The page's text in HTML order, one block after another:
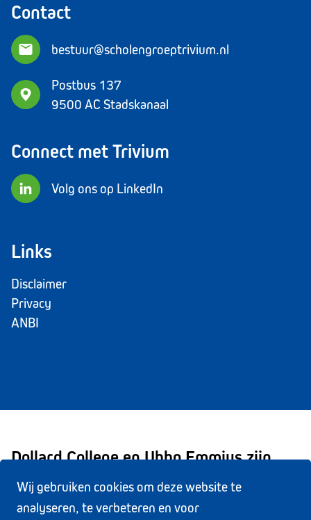
Wij gebruiken cookies om deze website te
analyseren, te verbeteren en voor
Contact
bestuur@scholengroeptrivium.nl
Postbus 137
9500 AC Stadskanaal
Connect met Trivium
Volg ons op LinkedIn
Links
Disclaimer
Privacy
ANBI
Dollard College en Ubbo Emmius zijn
onderdeel van Stichting Scholengroep
Trivium.